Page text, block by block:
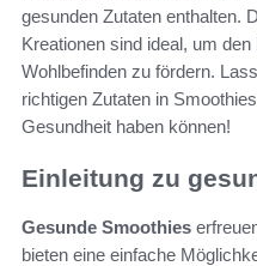
gesunden Zutaten enthalten.
Kreationen sind ideal, um
Wohlbefinden zu fördern.
richtigen Zutaten in
Gesundheit haben können!
Einleitung zu
Gesunde Smoothies
bieten eine einfache